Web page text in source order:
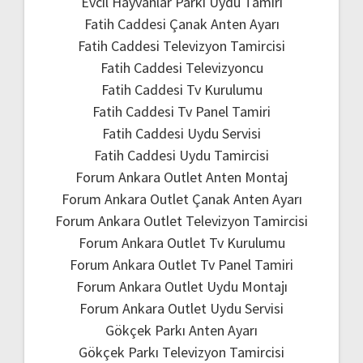
Fatih Caddesi Çanak Anten Ayarı
Fatih Caddesi Televizyon Tamircisi
Fatih Caddesi Televizyoncu
Fatih Caddesi Tv Kurulumu
Fatih Caddesi Tv Panel Tamiri
Fatih Caddesi Uydu Servisi
Fatih Caddesi Uydu Tamircisi
Forum Ankara Outlet Anten Montaj
Forum Ankara Outlet Çanak Anten Ayarı
Forum Ankara Outlet Televizyon Tamircisi
Forum Ankara Outlet Tv Kurulumu
Forum Ankara Outlet Tv Panel Tamiri
Forum Ankara Outlet Uydu Montajı
Forum Ankara Outlet Uydu Servisi
Gökçek Parkı Anten Ayarı
Gökçek Parkı Televizyon Tamircisi